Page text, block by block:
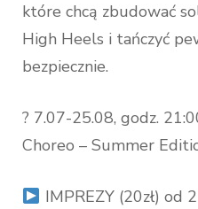
które chcą zbudować
High Heels i tańczyć
bezpiecznie.
? 7.07-25.08, godz.
Choreo – Summer
IMPREZY (20zł) od